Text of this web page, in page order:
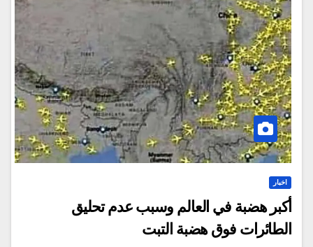
اخبار
أكبر هضبة في العالم وسبب عدم تحليق
الطائرات فوق هضبة التبت